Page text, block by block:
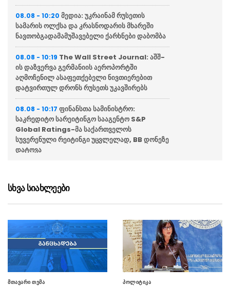
08.08 - 10:20 მედია: უკრაინამ რუსეთის
სამარის ოლქსა და კრასნოდარის მხარეში
ნავთობგადამამუშავებელი ქარხნები დაბომბა
08.08 - 10:19 The Wall Street Journal: აშშ-
ის დაზვერვა გერმანიის აეროპორტში
აღმოჩენილ ასაფეთქებელი ნივთიერებით
დატვირთულ დრონს რუსეთს უკავშირებს
08.08 - 10:17 ფინანსთა სამინისტრო:
საკრედიტო სარეიტინგო სააგენტო S&P
Global Ratings-მა საქართველოს
სუვერენული რეიტინგი უცვლელად, BB დონეზე
დატოვა
წლისთავთან დაკავშირებით, საქართველოს
თავდაცვის სამინისტროში და სამხედრო
08.08 - 10:10საპატრიარქო: დღეს
საქართველოს მართლმადიდებელი ეკლესიის
მოქმედ ტაძრებში აღევლინება საღმრთო
ლიტურგია და პანაშვიდები ომში დაღუპულთა
სულების საოხად
08.08 - 00:38
აფხაზეთის ავტონომიური
სხვა სიახლეები
მთავარი თემა პოლიტიკა